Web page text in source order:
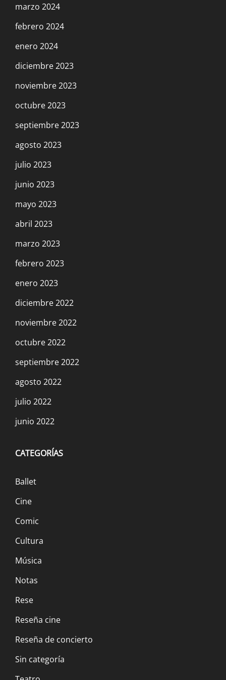
marzo 2024
febrero 2024
enero 2024
diciembre 2023
noviembre 2023
octubre 2023
septiembre 2023
agosto 2023
julio 2023
junio 2023
mayo 2023
abril 2023
marzo 2023
febrero 2023
enero 2023
diciembre 2022
noviembre 2022
octubre 2022
septiembre 2022
agosto 2022
julio 2022
junio 2022
CATEGORÍAS
Ballet
Cine
Comic
Cultura
Música
Notas
Rese
Reseña cine
Reseña de concierto
Sin categoría